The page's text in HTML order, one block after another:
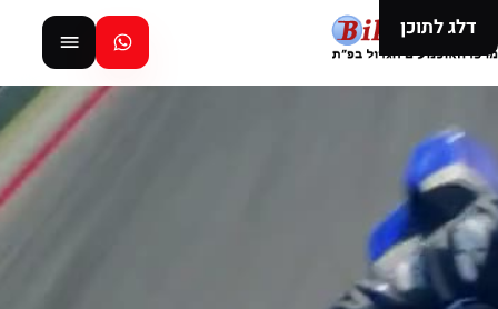
דלג לתוכן